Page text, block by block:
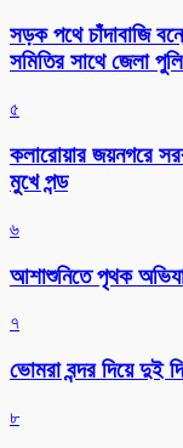
সড়ক পথে চাঁদাবাজি
সমিতির সাথে জেলা
৫
কলারোয়ার জয়নগরে
মুখে পন্ড
৬
আশাশুনিতে পৃথক
৭
ভোমরা বন্দর দিয়ে দুই
৮